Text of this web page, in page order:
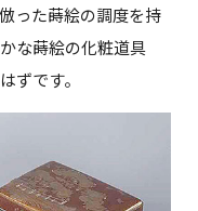
った蒔絵の調度を持
な蒔絵の化粧道具
ずです。